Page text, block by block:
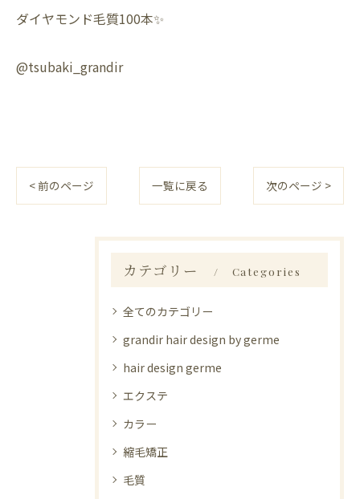
ダイヤモンド毛質100本✨️
@tsubaki_grandir
< 前のページ 一覧に戻る 次のページ >
カテゴリー Categories
全てのカテゴリー
grandir hair design by germe
hair design germe
エクステ
カラー
縮毛矯正
毛質